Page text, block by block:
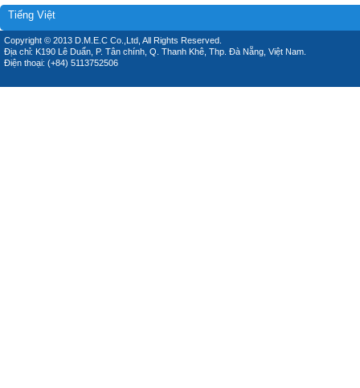
Tiếng Việt
Copyright © 2013 D.M.E.C Co.,Ltd, All Rights Reserved.
Địa chỉ: K190 Lê Duẩn, P. Tân chính, Q. Thanh Khê, Thp. Đà Nẵng, Việt Nam.
Điện thoại: (+84) 5113752506